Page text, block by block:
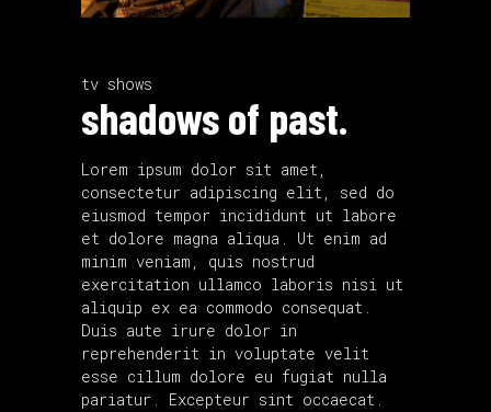
tv shows
shadows of past.
Lorem ipsum dolor sit amet,
consectetur adipiscing elit, sed do
eiusmod tempor incididunt ut labore
et dolore magna aliqua. Ut enim ad
minim veniam, quis nostrud
exercitation ullamco laboris nisi ut
aliquip ex ea commodo consequat.
Duis aute irure dolor in
reprehenderit in voluptate velit
esse cillum dolore eu fugiat nulla
pariatur. Excepteur sint occaecat.